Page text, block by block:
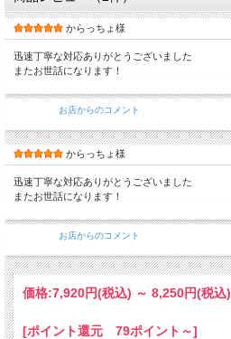
からっちょ様
迅速丁寧な対応ありがとうございました
またお世話になります！
お店からのコメント
からっちょ様
迅速丁寧な対応ありがとうございました
またお世話になります！
お店からのコメント
価格:7,920円(税込) ～ 8,250円(税込)
[ポイント還元 79ポイント～]